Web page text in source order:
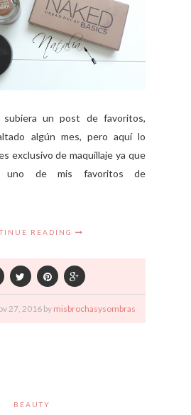
un post de favoritos,
algún mes, pero aquí lo
exclusivo de maquillaje ya que
uno de mis favoritos de
READING
27, 2016 by misbrochasysombras
BEAUTY